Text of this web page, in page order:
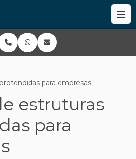
para empresas
estruturas
para